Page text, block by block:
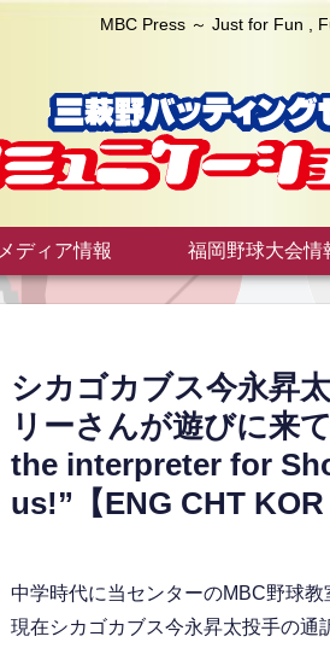
MBC Press ～ Just for Fun ,
メディア情報 福岡野球大会情
シカゴカブス今永昇
リーさんが遊びに来
the interpreter for
us!”【ENG CHT KOR
中学時代に当センターのMBC野球教
現在シカゴカブス今永昇太投手の通